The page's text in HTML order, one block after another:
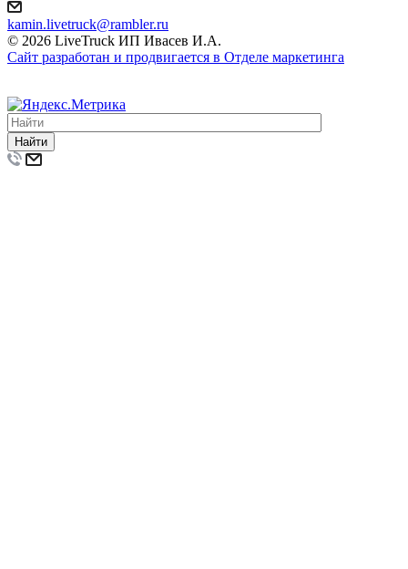
kamin.livetruck@rambler.ru
© 2026 LiveTruck ИП Ивасев И.А.
Сайт разработан и продвигается в Отделе маркетинга
Найти